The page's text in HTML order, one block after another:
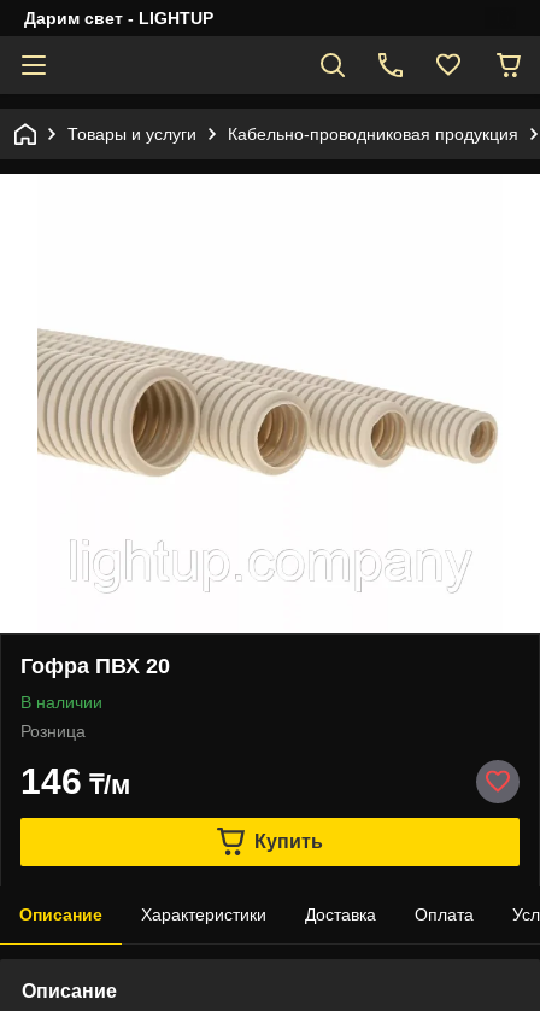
Дарим свет - LIGHTUP
Товары и услуги Кабельно-проводниковая продукция
Гофра ПВХ 20
В наличии
Розница
146 ₸/м
Купить
Описание Характеристики Доставка Оплата
Описание